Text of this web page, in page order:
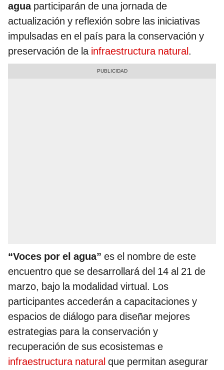
aguaparticiparán de una jornada de
actualización y reflexión sobre las iniciativas
impulsadas en el país para la conservación y
preservación de la infraestructura natural.
“Voces por el agua” es el nombre de este
encuentro que se desarrollará del 14 al 21 de
marzo, bajo la modalidad virtual. Los
participantes accederán a capacitaciones y
espacios de diálogo para diseñar mejores
estrategias para la conservación y
recuperación de sus ecosistemas e
infraestructura natural que permitan asegurar